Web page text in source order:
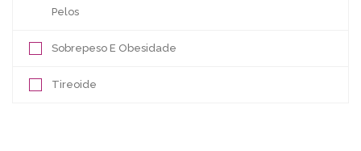
Pelos
Sobrepeso E Obesidade
Tireoide